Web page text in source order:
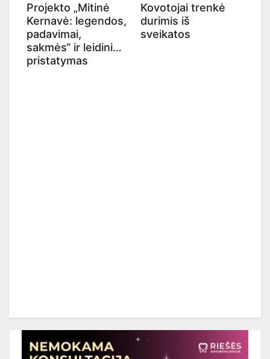
Projekto „Mitinė
Kernavė: legendos,
padavimai,
sakmės“ ir leidinio
pristatymas
Kovotojai trenkė
durimis iš
sveikatos